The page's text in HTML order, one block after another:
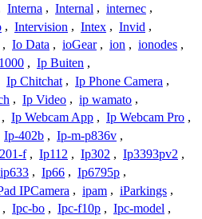
Interna , Internal , internec ,
, Intervision , Intex , Invid ,
, Io Data , ioGear , ion , ionodes ,
, Ip Buiten ,
Ip Chitchat , Ip Phone Camera ,
, Ip Video , ip wamato ,
, Ip Webcam App , Ip Webcam Pro ,
Ip-402b , Ip-m-p836v ,
f , Ip112 , Ip302 , Ip3393pv2 ,
ip633 , Ip66 , Ip6795p ,
IPCamera , ipam , iParkings ,
, Ipc-bo , Ipc-f10p , Ipc-model ,